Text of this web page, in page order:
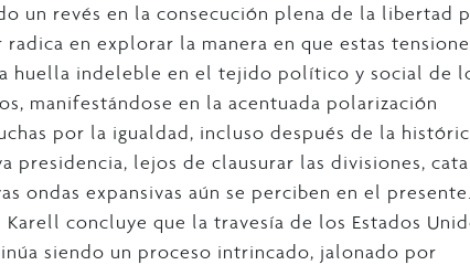
un revés en la consecución plena de la libertad
en explorar la manera en que estas
huella indeleble en el tejido político y social de
manifestándose en la acentuada polarización
por la igualdad, incluso después de la
presidencia, lejos de clausurar las divisiones,
ondas expansivas aún se perciben en el
Karell concluye que la travesía de los Estados
siendo un proceso intrincado, jalonado por